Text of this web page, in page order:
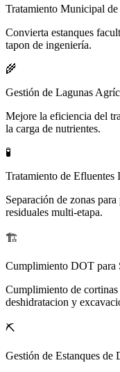
Tratamiento Municipal de
Convierta estanques
tapon de ingeniería.
🌾
Gestión de Lagunas
Mejore la eficiencia del
la carga de nutrientes.
🧪
Tratamiento de Efluentes
Separación de zonas
residuales multi-etapa.
🏗️
Cumplimiento DOT para
Cumplimiento de
deshidratacion y
⛏️
Gestión de Estanques de